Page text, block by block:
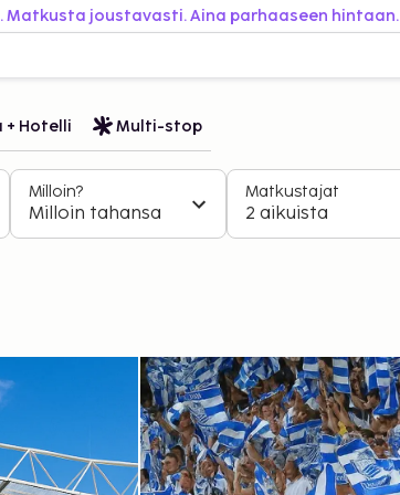
Matkusta joustavasti. Aina parhaaseen hintaan.
+ Hotelli Multi-stop
Milloin?
Milloin tahansa
Matkustajat
2 aikuista